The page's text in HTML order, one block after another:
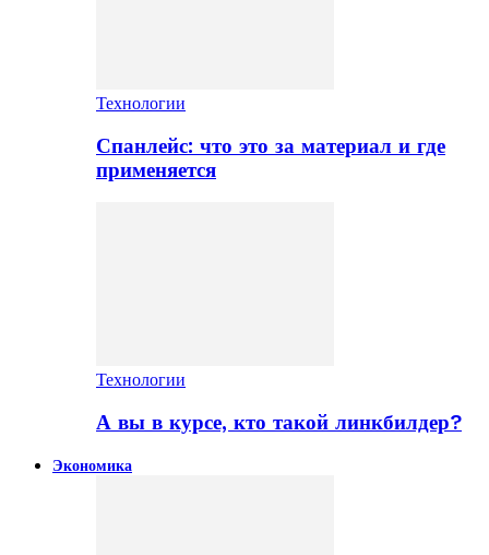
Технологии
Спанлейс: что это за материал и где
применяется
Технологии
А вы в курсе, кто такой линкбилдер?
Экономика